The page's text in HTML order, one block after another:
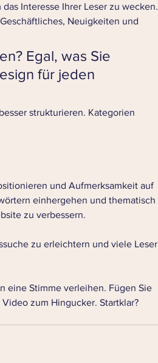
Interesse Ihrer Leser zu wecken.
Neuigkeiten und
Egal, was Sie
für jeden
strukturieren. Kategorien
und Aufmerksamkeit auf
einhergehen und thematisch
zu verbessern.
zu erleichtern und viele Leser
eine Stimme verleihen. Fügen Sie
zum Hingucker. Startklar?